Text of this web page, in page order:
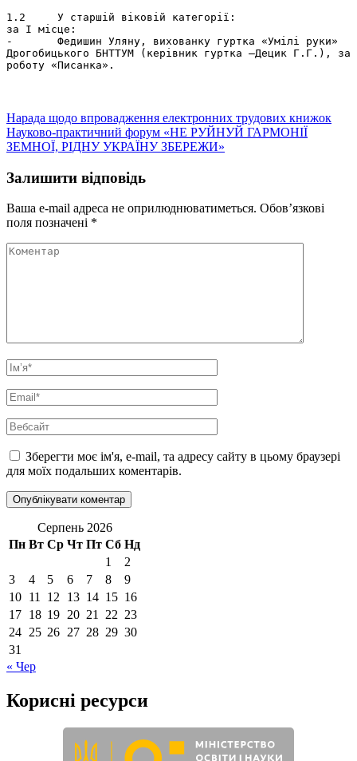
1.2	У старшій віковій категорії:
за І місце:
-	Федишин Уляну, вихованку гуртка «Умілі руки»
Дрогобицького БНТТУМ (керівник гуртка –Децик Г.Г.), за
роботу «Писанка».
Навігація
записів
Нарада щодо впровадження електронних трудових книжок
Науково-практичний форум «НЕ РУЙНУЙ ГАРМОНІЇ
ЗЕМНОЇ, РІДНУ УКРАЇНУ ЗБЕРЕЖИ»
Залишити відповідь
Ваша e-mail адреса не оприлюднюватиметься. Обов’язкові
поля позначені *
Коментар
Ім’я*
Email*
Вебсайт
Зберегти моє ім'я, e-mail, та адресу сайту в цьому браузері
для моїх подальших коментарів.
Серпень 2026
Пн Вт Ср Чт Пт Сб Нд
1
2
3
4 5 6 7 8
9
10 11 12 13 14 15 16
17 18 19 20 21 22 23
24 25 26 27 28 29 30
31
« Чер
Корисні ресурси